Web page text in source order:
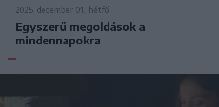
2025. december 01., hétfő
Egyszerű megoldások a
mindennapokra